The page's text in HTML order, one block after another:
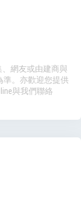
、網友或由建商與
準。亦歡迎您提供
line與我們聯絡